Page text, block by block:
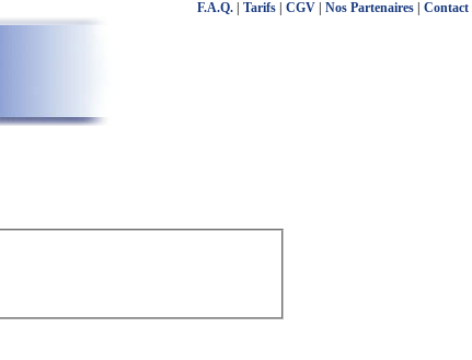
F.A.Q. Tarifs CGV Nos Partenaires Contact